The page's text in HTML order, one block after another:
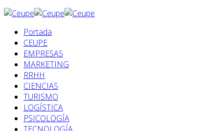
Portada
CEUPE
EMPRESAS
MARKETING
RRHH
CIENCIAS
TURISMO
LOGÍSTICA
PSICOLOGÍA